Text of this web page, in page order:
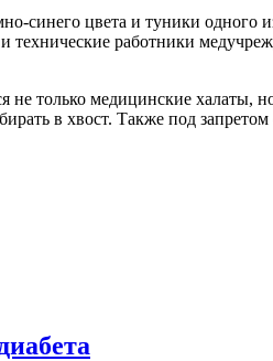
синего цвета и туники
работники
только медицинские
в хвост. Также под